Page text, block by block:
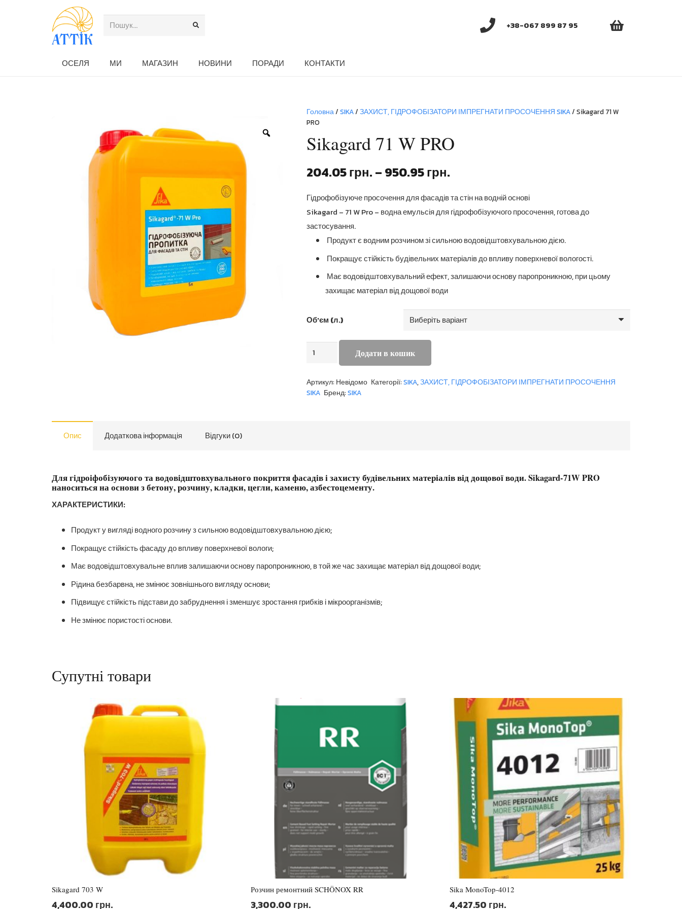
+38-067 899 87 95
ОСЕЛЯ МИ МАГАЗИН НОВИНИ ПОРАДИ КОНТАКТИ
Головна/ SIKA/ ЗАХИСТ, ГІДРОФОБІЗАТОРИ ІМПРЕГНАТИ ПРОСОЧЕННЯ SIKA/ Sikagard 71 W
PRO
Sikagard 71 W PRO
204.05грн. – 950.95грн.Діапазон
від
204.05 грн.
950.95 грн.
Гідрофобізуюче просочення для фасадів та стін на водній основі
Sikagard – 71 W Pro – водна емульсія для гідрофобізуючого просочення, готова до
застосування.
Продукт є водним розчином зі сильною водовідштовхувальною дією.
Покращує стійкість будівельних матеріалів до впливу поверхневої вологості.
Має водовідштовхувальний ефект, залишаючи основу паропроникною, при цьому
захищає матеріал від дощової води
Об'єм (л.)
Sikagard
W
PRO
Додати в кошик
Артикул: Невідомо Категорії:SIKA,ЗАХИСТ, ГІДРОФОБІЗАТОРИ ІМПРЕГНАТИ ПРОСОЧЕННЯ
SIKA Бренд:SIKA
Опис Додаткова інформація Відгуки (0)
Для гідроіфобізуючого та водовідштовхувального покриття фасадів і захисту будівельних матеріалів від дощової води. Sikagard-71W PRO
наноситься на основи з бетону, розчину, кладки, цегли, каменю, азбестоцементу.
ХАРАКТЕРИСТИКИ:
Продукт у вигляді водного розчину з сильною водовідштовхувальною дією;
Покращує стійкість фасаду до впливу поверхневої вологи;
Має водовідштовхувальне вплив залишаючи основу паропроникною, в той же час захищає матеріал від дощової води;
Рідина безбарвна, не змінює зовнішнього вигляду основи;
Підвищує стійкість підстави до забруднення і зменшує зростання грибків і мікроорганізмів;
Не змінює пористості основи.
Супутні товари
Sikagard 703 W
4,400.00 грн.
Розчин ремонтний SCHÖNOX RR
3,300.00 грн.
Sika MonoTop-4012
4,427.50 грн.